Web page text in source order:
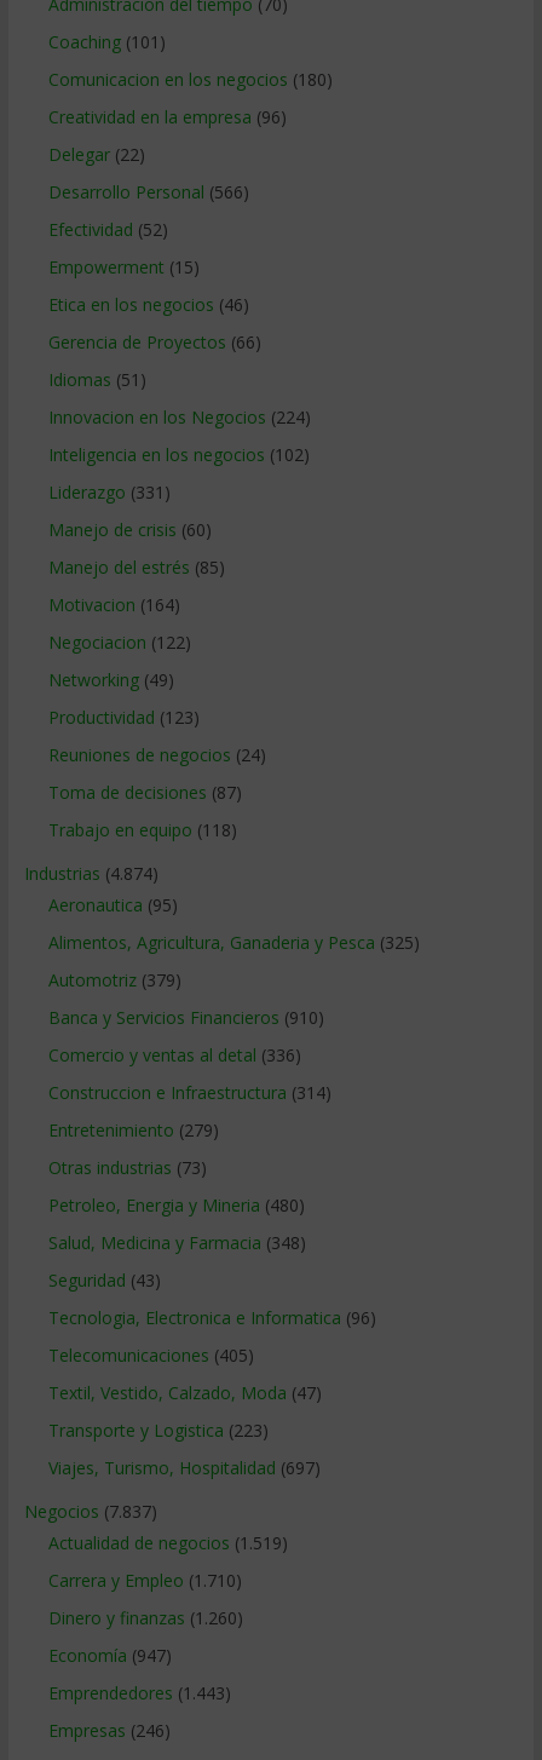
Coaching(101)
Comunicacion en los negocios (180)
Creatividad en la empresa (96)
Delegar(22)
Desarrollo Personal (566)
Efectividad (52)
Empowerment (15)
Etica en los negocios (46)
Gerencia de Proyectos (66)
Idiomas (51)
Innovacion en los Negocios (224)
Inteligencia en los negocios (102)
Liderazgo (331)
Manejo de crisis (60)
Manejo del estrés (85)
Motivacion (164)
Negociacion (122)
Networking(49)
Productividad (123)
Reuniones de negocios (24)
Toma de decisiones (87)
Trabajo en equipo (118)
Industrias (4.874)
Aeronautica (95)
Alimentos, Agricultura, Ganaderia y Pesca (325)
Automotriz(379)
Banca y Servicios Financieros (910)
Comercio y ventas al detal (336)
Construccion e Infraestructura (314)
Entretenimiento (279)
Otras industrias (73)
Petroleo, Energia y Mineria (480)
Salud, Medicina y Farmacia (348)
Seguridad (43)
Tecnologia, Electronica e Informatica (96)
Telecomunicaciones (405)
Textil, Vestido, Calzado, Moda (47)
Transporte y Logistica (223)
Viajes, Turismo, Hospitalidad (697)
Negocios (7.837)
Actualidad de negocios (1.519)
Carrera y Empleo (1.710)
Dinero y finanzas (1.260)
Economía (947)
Emprendedores (1.443)
Empresas (246)